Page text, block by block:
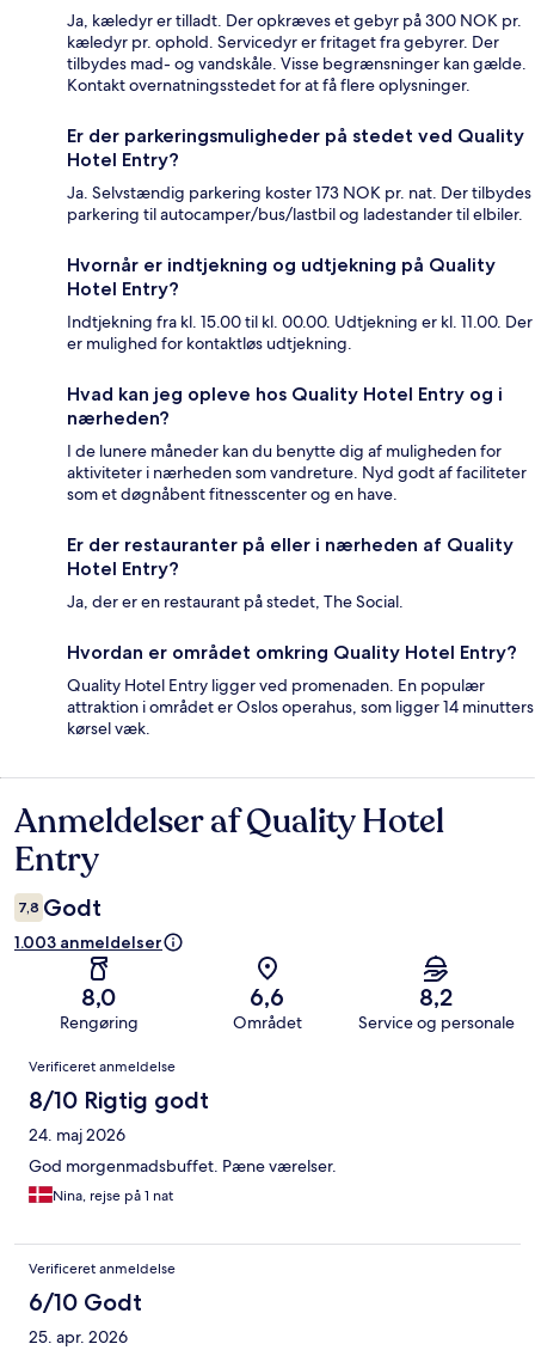
Ja, kæledyr er tilladt. Der opkræves et gebyr på 300 NOK pr.
kæledyr pr. ophold. Servicedyr er fritaget fra gebyrer. Der
tilbydes mad- og vandskåle. Visse begrænsninger kan gælde.
Kontakt overnatningsstedet for at få flere oplysninger.
Er der parkeringsmuligheder på stedet ved Quality
Hotel Entry?
Ja. Selvstændig parkering koster 173 NOK pr. nat. Der tilbydes
parkering til autocamper/bus/lastbil og ladestander til elbiler.
Hvornår er indtjekning og udtjekning på Quality
Hotel Entry?
Indtjekning fra kl. 15.00 til kl. 00.00. Udtjekning er kl. 11.00. Der
er mulighed for kontaktløs udtjekning.
Hvad kan jeg opleve hos Quality Hotel Entry og i
nærheden?
I de lunere måneder kan du benytte dig af muligheden for
aktiviteter i nærheden som vandreture. Nyd godt af faciliteter
som et døgnåbent fitnesscenter og en have.
Er der restauranter på eller i nærheden af Quality
Hotel Entry?
Ja, der er en restaurant på stedet, The Social.
Hvordan er området omkring Quality Hotel Entry?
Quality Hotel Entry ligger ved promenaden. En populær
attraktion i området er Oslos operahus, som ligger 14 minutters
kørsel væk.
Anmeldelser
Anmeldelser af Quality Hotel
Entry
7,8 Godt
1.003 anmeldelser
8,0
Rengøring
6,6
Området
8,2
Service og personale
Anmeldelser
Verificeret anmeldelse
8/10 Rigtig godt
24. maj 2026
God morgenmadsbuffet. Pæne værelser.
Nina, rejse på 1 nat
Verificeret anmeldelse
6/10 Godt
25. apr. 2026